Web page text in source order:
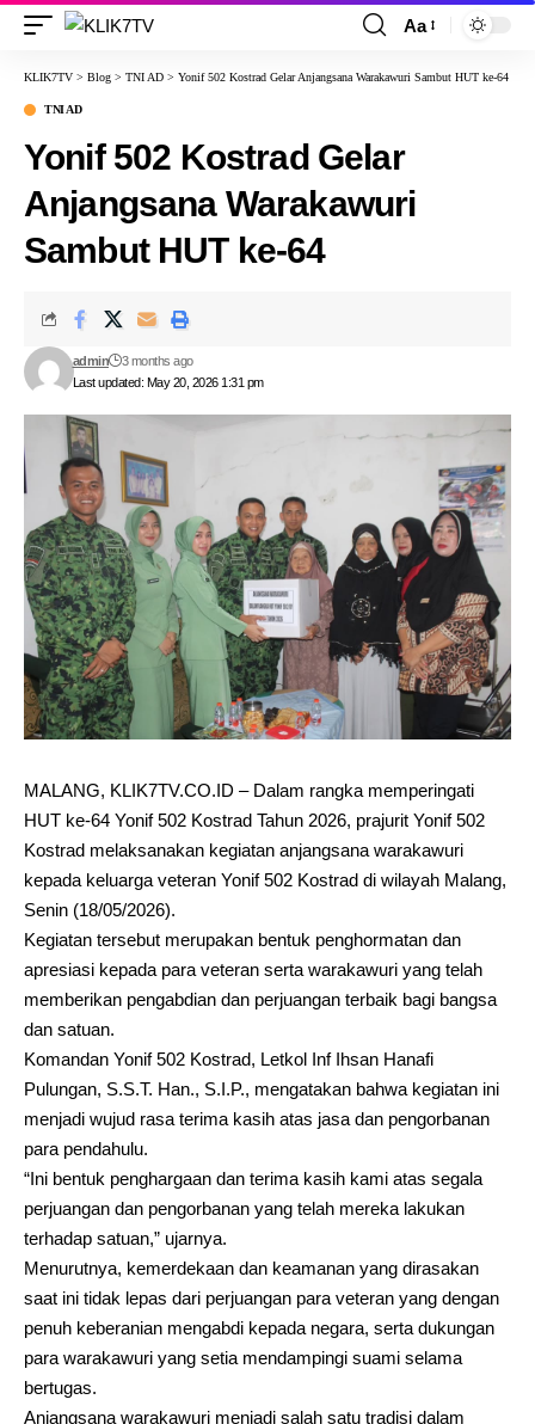
Aa
KLIK7TV > Blog > TNI AD > Yonif 502 Kostrad Gelar Anjangsana Warakawuri Sambut HUT ke-64
TNI AD
Yonif 502 Kostrad Gelar
Anjangsana Warakawuri
Sambut HUT ke-64
Last updated: May 20, 2026 1:31 pm
admin 3 months ago
MALANG, KLIK7TV.CO.ID – Dalam rangka memperingati
HUT ke-64 Yonif 502 Kostrad Tahun 2026, prajurit Yonif 502
Kostrad melaksanakan kegiatan anjangsana warakawuri
kepada keluarga veteran Yonif 502 Kostrad di wilayah Malang,
Senin (18/05/2026).
Kegiatan tersebut merupakan bentuk penghormatan dan
apresiasi kepada para veteran serta warakawuri yang telah
memberikan pengabdian dan perjuangan terbaik bagi bangsa
dan satuan.
Komandan Yonif 502 Kostrad, Letkol Inf Ihsan Hanafi
Pulungan, S.S.T. Han., S.I.P., mengatakan bahwa kegiatan ini
menjadi wujud rasa terima kasih atas jasa dan pengorbanan
para pendahulu.
“Ini bentuk penghargaan dan terima kasih kami atas segala
perjuangan dan pengorbanan yang telah mereka lakukan
terhadap satuan,” ujarnya.
Menurutnya, kemerdekaan dan keamanan yang dirasakan
saat ini tidak lepas dari perjuangan para veteran yang dengan
penuh keberanian mengabdi kepada negara, serta dukungan
para warakawuri yang setia mendampingi suami selama
bertugas.
Anjangsana warakawuri menjadi salah satu tradisi dalam